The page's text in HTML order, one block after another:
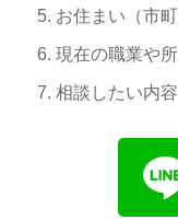
お住まい（市町
現在の職業や
相談したい内容